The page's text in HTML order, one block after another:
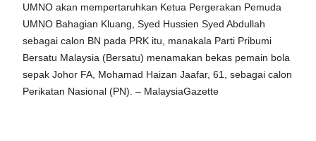
UMNO akan mempertaruhkan Ketua Pergerakan Pemuda
UMNO Bahagian Kluang, Syed Hussien Syed Abdullah
sebagai calon BN pada PRK itu, manakala Parti Pribumi
Bersatu Malaysia (Bersatu) menamakan bekas pemain bola
sepak Johor FA, Mohamad Haizan Jaafar, 61, sebagai calon
Perikatan Nasional (PN). – MalaysiaGazette